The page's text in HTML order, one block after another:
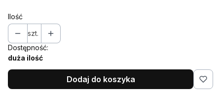
Ilość
szt.
Dostępność:
duża ilość
Dodaj do koszyka